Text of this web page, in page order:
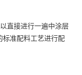
直接进行一遍中涂层
准配料工艺进行配